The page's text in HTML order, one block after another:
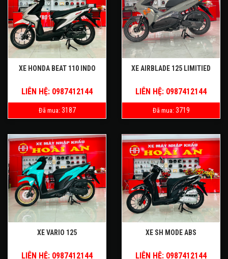
XE HONDA BEAT 110 INDO
LIÊN HỆ: 0987412144
Đã mua: 3187
XE AIRBLADE 125 LIMITIED
LIÊN HỆ: 0987412144
Đã mua: 3719
XE VARIO 125
LIÊN HỆ: 0987412144
XE SH MODE ABS
LIÊN HỆ: 0987412144